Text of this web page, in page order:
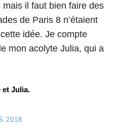
il faut bien faire des
de Paris 8 n’étaient
idée. Je compte
mon acolyte Julia, qui a
et Julia.
2018